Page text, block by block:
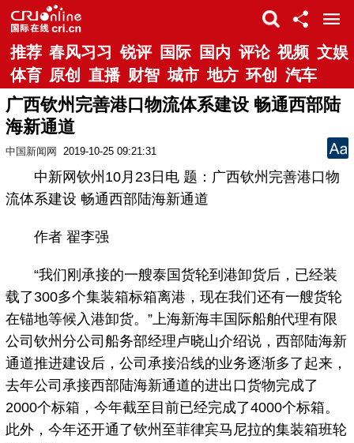
推荐 春风习习 锐评 国际 国内 评论 视频 文娱
体育 原创 直播 财智 城市 地方 环创 汽车
广西钦州完善港口物流体系建设 畅通西部陆
海新通道
中国新闻网 2019-10-25 09:21:31
中新网钦州10月23日电 题：广西钦州完善港口物
流体系建设 畅通西部陆海新通道
作者 翟李强
“我们刚承接的一艘泰国货轮到港卸货后，已经装
载了300多个集装箱标箱离港，现在我们还有一艘货轮
在锚地等候入港卸货。”上海新海丰国际船舶代理有限
公司钦州分公司船务部经理卢晓山介绍说，西部陆海新
通道推进建设后，公司承接沿线的业务逐渐多了起来，
去年公司承接西部陆海新通道的进出口货物完成了
2000个标箱，今年截至目前已经完成了4000个标箱。
此外，今年还开通了钦州至菲律宾马尼拉的集装箱班轮